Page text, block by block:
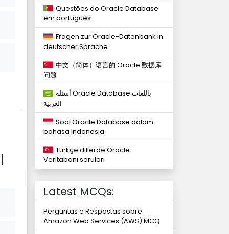
Questões do Oracle Database
em português
Fragen zur Oracle-Datenbank in
deutscher Sprache
中文（简体）语言的 Oracle 数据库
问题
العربية
Soal Oracle Database dalam
bahasa Indonesia
Türkçe dillerde Oracle
Veritabanı soruları
Latest MCQs:
Perguntas e Respostas sobre
Amazon Web Services (AWS) MCQ